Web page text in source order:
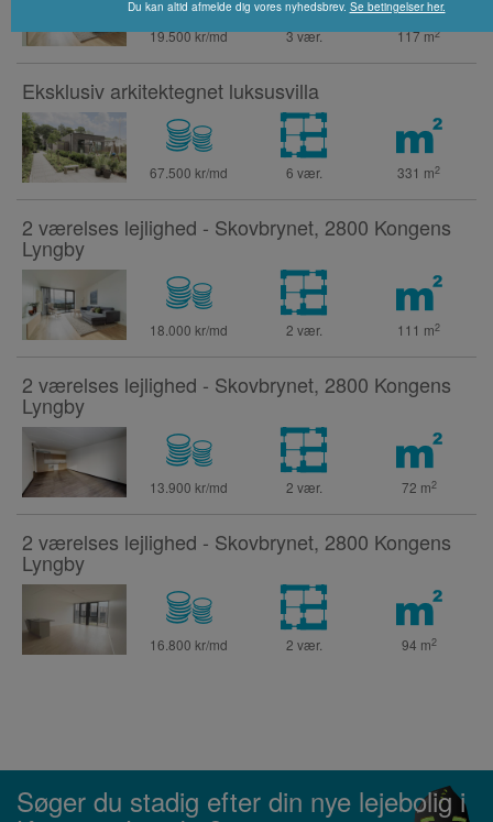
19.500 kr/md 3 vær. 117m2
Eksklusiv arkitektegnet luksusvilla
67.500 kr/md 6 vær. 331 m2
2 værelses lejlighed - Skovbrynet, 2800 Kongens
Lyngby
18.000 kr/md 2 vær. 111 m2
2 værelses lejlighed - Skovbrynet, 2800 Kongens
Lyngby
13.900 kr/md 2 vær. 72 m2
2 værelses lejlighed - Skovbrynet, 2800 Kongens
Lyngby
16.800 kr/md 2 vær. 94 m2
Søger du stadig efter din nye lejebolig i
Du kan altid afmelde dig vores nyhedsbrev. Se betingelser her.